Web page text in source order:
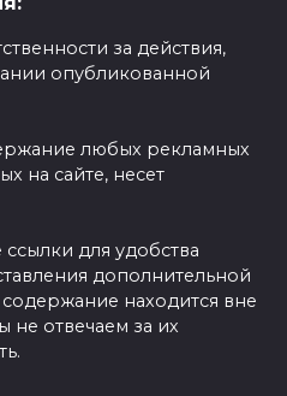
за действия,
опубликованной
любых рекламных
на сайте, несет
для удобства
дополнительной
находится вне
не отвечаем за их